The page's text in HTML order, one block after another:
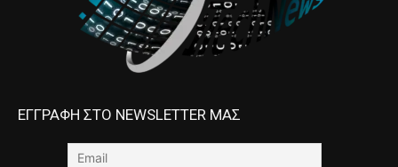
ΕΓΓΡΑΦΗ ΣΤΟ NEWSLETTER ΜΑΣ